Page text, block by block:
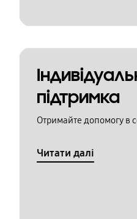
підтримка
Отримайте допомогу в
Читати далі